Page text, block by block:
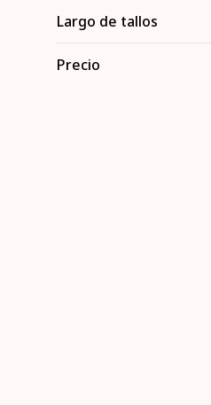
Largo de tallos
Precio